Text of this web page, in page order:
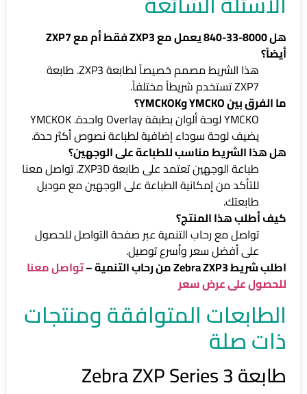
هل 8000-33-840 يعمل مع ZXP3 فقط أم مع ZXP7
أيضاً؟
هذا الشريط مصمم خصيصاً لطابعة ZXP3. طابعة
ZXP7 تستخدم شريطاً مختلفاً.
ما الفرق بين YMCKO وYMCKOK؟
YMCKO لوحة ألوان بطبقة Overlay واحدة. YMCKOK
يضيف لوحة سوداء إضافية لطباعة نصوص أكثر حدة.
هل هذا الشريط مناسب للطباعة على الوجهين؟
طباعة الوجهين تعتمد على طابعة ZXP3D. تواصل معنا
للتأكد من إمكانية الطباعة على الوجهين مع موديل
طابعتك.
كيف أطلب هذا المنتج؟
تواصل مع رحاب التنمية عبر صفحة التواصل للحصول
على أفضل سعر وأسرع توصيل.
اطلب شريط Zebra ZXP3 من رحاب التنمية –
تواصل معنا
للحصول على عرض سعر
الطابعات المتوافقة ومنتجات
ذات صلة
طابعة Zebra ZXP Series 3